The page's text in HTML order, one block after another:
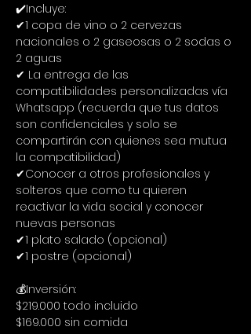
✔️Incluye:
✔1 copa de vino o 2 cervezas
nacionales o 2 gaseosas o 2 sodas o
2 aguas
✔ La entrega de las
compatibilidades personalizadas vía
Whatsapp (recuerda que tus datos
son confidenciales y solo se
compartirán con quienes sea mutua
la compatibilidad)
✔Conocer a otros profesionales y
solteros que como tu quieren
reactivar la vida social y conocer
nuevas personas
✔1 plato salado (opcional)
✔1 postre (opcional)
💰Inversión:
$219.000 todo incluido
$169.000 sin comida